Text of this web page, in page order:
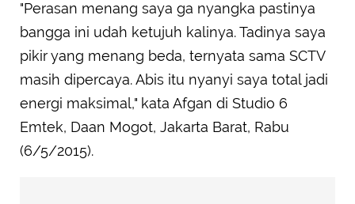
"Perasan menang saya ga nyangka pastinya
bangga ini udah ketujuh kalinya. Tadinya saya
pikir yang menang beda, ternyata sama SCTV
masih dipercaya. Abis itu nyanyi saya total jadi
energi maksimal," kata Afgan di Studio 6
Emtek, Daan Mogot, Jakarta Barat, Rabu
(6/5/2015).